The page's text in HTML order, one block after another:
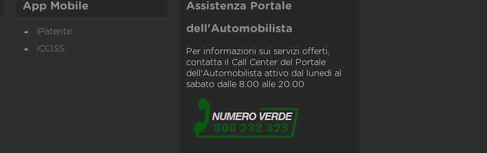
App Mobile
iPatente
iCCISS
Assistenza Portale
dell'Automobilista
Per informazioni sui servizi offerti,
contatta il Call Center del Portale
dell'Automobilista attivo dal lunedì al
sabato dalle 8.00 alle 20.00